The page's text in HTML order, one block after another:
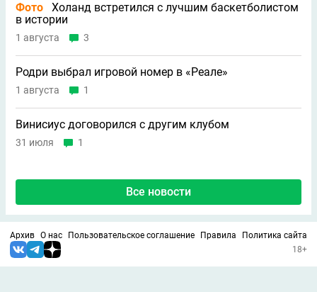
Фото
Холанд встретился с лучшим баскетболистом
в истории
1 августа 3
Родри выбрал игровой номер в «Реале»
1 августа 1
Винисиус договорился с другим клубом
31 июля 1
Все новости
Архив О нас Пользовательское соглашение Правила
Политика сайта
18+